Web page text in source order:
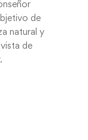
de
natural y
de